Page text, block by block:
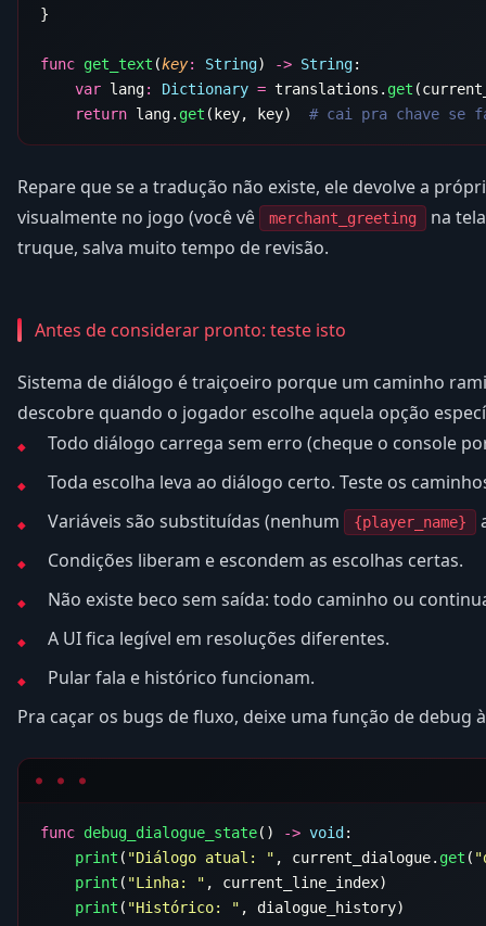
func get_text (key: String) -> String
    var
lang: Dictionary = translations. get
    return
lang. get (key, key)
Repare que se a tradução não existe, ele devolve a
visualmente no jogo (você vê
merchant_greeting
na
truque, salva muito tempo de revisão.
Antes de considerar pronto: teste isto
Sistema de diálogo é traiçoeiro porque um caminho
descobre quando o jogador escolhe aquela opção
Todo diálogo carrega sem erro (cheque o console
Toda escolha leva ao diálogo certo. Teste os
Variáveis são substituídas (nenhum
{player_name}
Condições liberam e escondem as escolhas certas.
Não existe beco sem saída: todo caminho ou
A UI fica legível em resoluções diferentes.
Pular fala e histórico funcionam.
Pra caçar os bugs de fluxo, deixe uma função de debug
func debug_dialogue_state() -> void
    print
( "Diálogo atual: " , current_dialogue. get (
    print
( "Linha: "
    print
( "Histórico: "